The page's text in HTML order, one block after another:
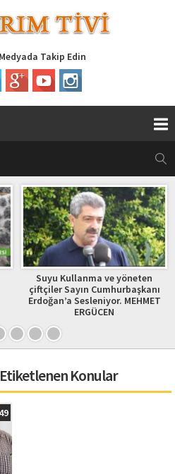
Takip Edin
ve yöneten
Cumhurbaşkanı
Sesleniyor. MEHMET
TARIMIN
Konular